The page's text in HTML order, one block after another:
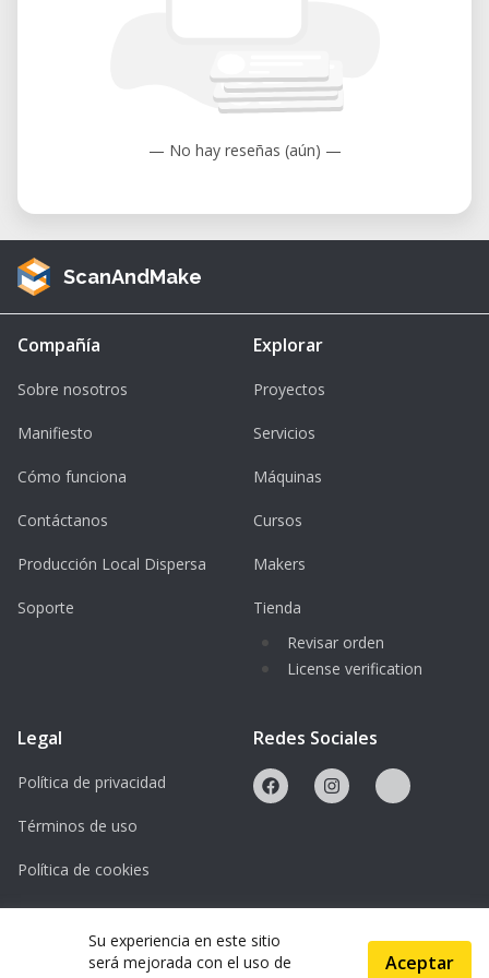
— No hay reseñas (aún) —
ScanAndMake
Compañía
Sobre nosotros
Manifiesto
Cómo funciona
Contáctanos
Producción Local Dispersa
Soporte
Explorar
Proyectos
Servicios
Máquinas
Cursos
Makers
Tienda
Revisar orden
License verification
Legal
Política de privacidad
Términos de uso
Política de cookies
Licencias
Redes Sociales
Su experiencia en este sitio
será mejorada con el uso de
Aceptar